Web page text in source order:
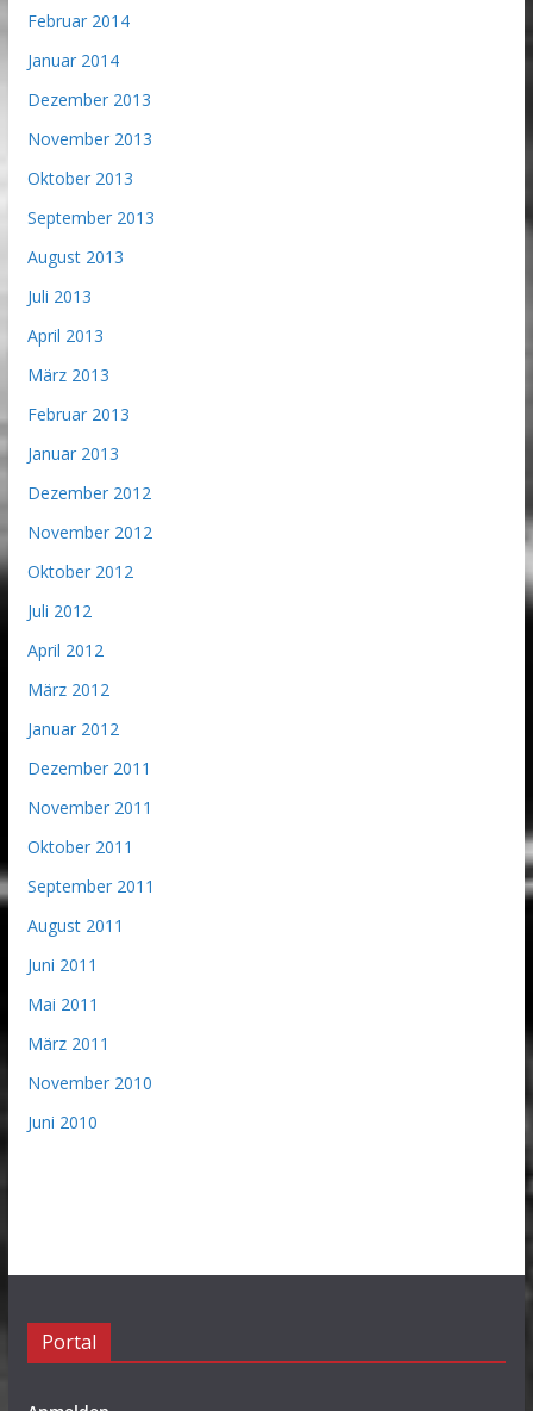
Februar 2014
Januar 2014
Dezember 2013
November 2013
Oktober 2013
September 2013
August 2013
Juli 2013
April 2013
März 2013
Februar 2013
Januar 2013
Dezember 2012
November 2012
Oktober 2012
Juli 2012
April 2012
März 2012
Januar 2012
Dezember 2011
November 2011
Oktober 2011
September 2011
August 2011
Juni 2011
Mai 2011
März 2011
November 2010
Juni 2010
Portal